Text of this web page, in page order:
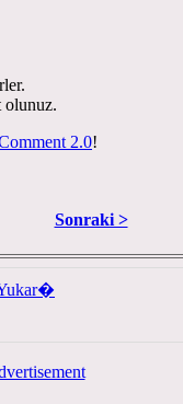
olunuz.
2.0!
Sonraki >